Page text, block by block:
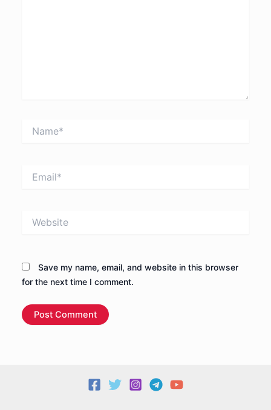
Save my name, email, and website in this browser
for the next time I comment.